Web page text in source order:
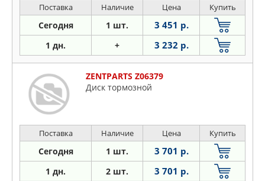
Поставка Наличие Цена Купить
Сегодня 1 шт. 3 451 р.
1 дн. + 3 232 р.
ZENTPARTS Z06379
Диск тормозной
Поставка Наличие Цена Купить
Сегодня 1 шт. 3 701 р.
1 дн. 2 шт. 3 701 р.